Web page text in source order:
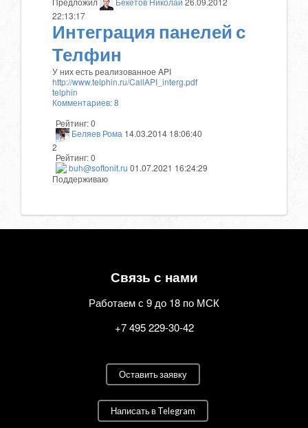
22:13:17
Интеграция панелей с
Телфин
У них есть реализованное API
http://www.telphin.ru/CallAPI_interg.pdf
telphin
Комментариев: 8
Рейтинг:0
Беляев Рома 14.03.2014 18:06:40
2
Рейтинг:0
buh@softonit.ru 01.07.2021 16:24:29
Поддерживаю
Связь с нами
Работаем с 9 до 18 по МСК
+7 495 229-30-42
Оставить заявку
Написать в Telegram